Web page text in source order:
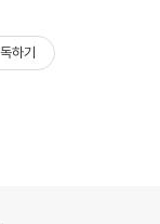
하기